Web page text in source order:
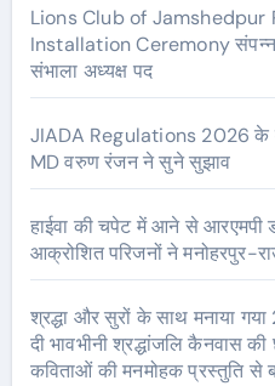
Lions Club of Jamshedpur
Installation Ceremony
संभाला अध्यक्ष पद
JIADA Regulations 2026 के
MD वरुण रंजन ने सुने सुझाव
हाईवा की चपेट में आने से आरएमपी
आक्रोशित परिजनों ने मनोहरपुर-
श्रद्धा और सुरों के साथ मनाया
दी भावभीनी श्रद्धांजलि कैनवास
कविताओं की मनमोहक प्रस्तुति से